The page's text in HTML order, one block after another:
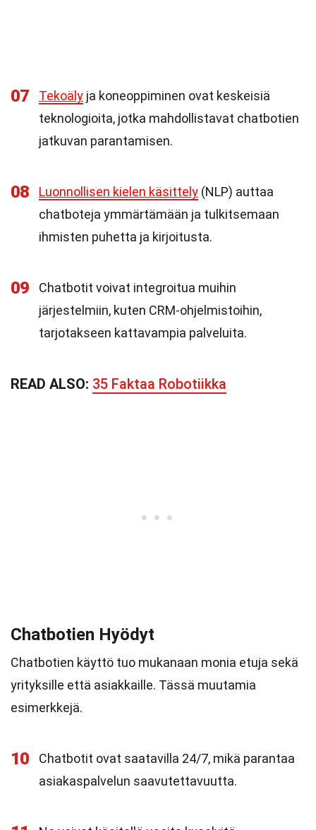
07 Tekoäly ja koneoppiminen ovat keskeisiä
teknologioita, jotka mahdollistavat chatbotien
jatkuvan parantamisen.
08 Luonnollisen kielen käsittely (NLP) auttaa
chatboteja ymmärtämään ja tulkitsemaan
ihmisten puhetta ja kirjoitusta.
09
Chatbotit voivat integroitua muihin
järjestelmiin, kuten CRM-ohjelmistoihin,
tarjotakseen kattavampia palveluita.
READ ALSO: 35 Faktaa Robotiikka
Chatbotien Hyödyt
Chatbotien käyttö tuo mukanaan monia etuja sekä
yrityksille että asiakkaille. Tässä muutamia
esimerkkejä.
10
Chatbotit ovat saatavilla 24/7, mikä parantaa
asiakaspalvelun saavutettavuutta.